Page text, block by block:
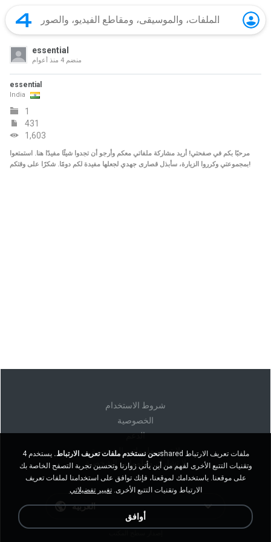
essential
منضم
essential
India
1
431
1,603
مرحبًا بكم في صفحتي! أريد مشاركة ملفاتي معكم وأرجو أن تجدوا شيئًا مفيدًا هنا. استمتعوا
بمجموعتي وكرروا الزيارة، سأبذل قصارى جهدي لجعلها مفيدة لكم دومًا. شكرًا على وقتكم!
شروط الاستخدام
الخصوصية
الدعم
لا تبيع معلوماتي الشخصية
لا تشارك معلوماتي الشخصية
العربية
نحن نستخدم ملفات تعريف الارتباط.
يستخدم 4shared ملفات تعريف الارتباط
وتقنيات التتبع الأخرى لفهم من أين يأتي زوارنا وتحسين تجربة التصفح الخاصة بك
على موقعنا. باستخدامك لموقعنا، فإنك توافق على استخدامنا لملفات تعريف
الارتباط وتقنيات التتبع الأخرى.تغيير تفضيلاتي
أوافق